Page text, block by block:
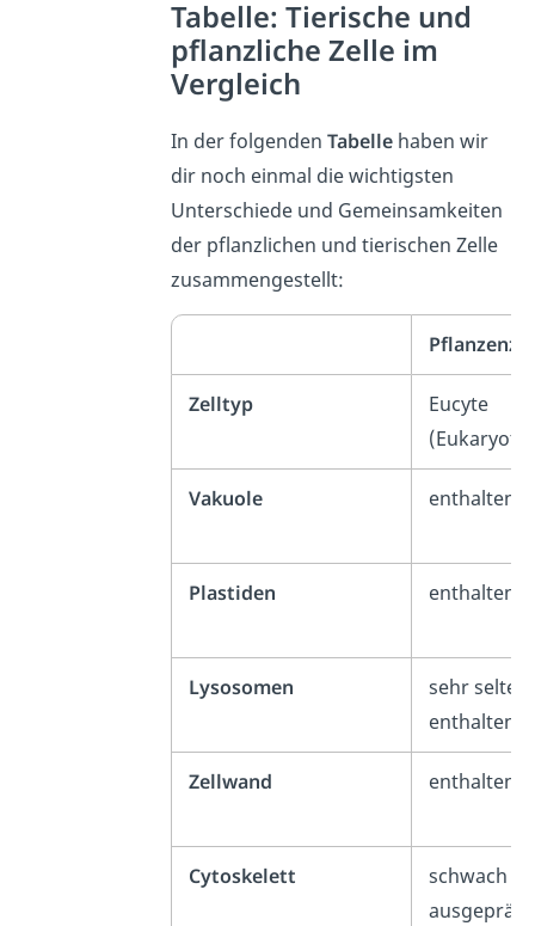
Tabelle: Tierische und
pflanzliche Zelle im
Vergleich
In der folgendenTabelle haben wir
dir noch einmal die wichtigsten
Unterschiede und Gemeinsamkeiten
der pflanzlichen und tierischen Zelle
zusammengestellt:
Zelltyp
Eucyte
Vakuole enthalten
Plastiden enthalten
Lysosomen
sehr selten
enthalten
Zellwand enthalten
Cytoskelett
schwach
ausgeprägt